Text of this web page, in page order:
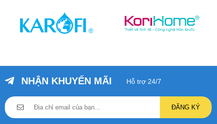
NHẬN KHUYẾN MÃI Hỗ trợ 24/7
ĐĂNG KÝ